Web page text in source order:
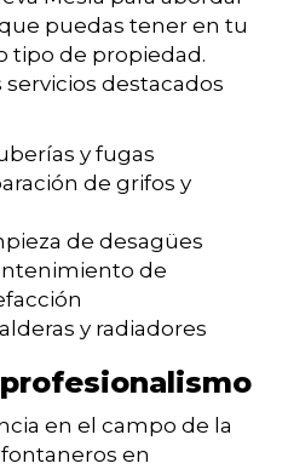
puedas tener en tu
tipo de propiedad.
destacados
y fugas
de grifos y
de desagües
de
y radiadores
en el campo de la
en